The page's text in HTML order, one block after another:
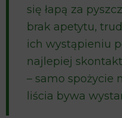
się łapą za
brak apetytu,
ich wystąpieniu
najlepiej
– samo spożycie
liścia bywa